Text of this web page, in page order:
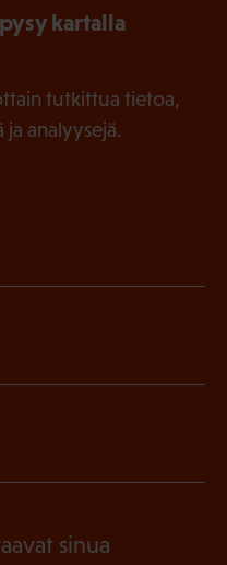
kartalla
tutkittua tietoa,
analyysejä.
sinua